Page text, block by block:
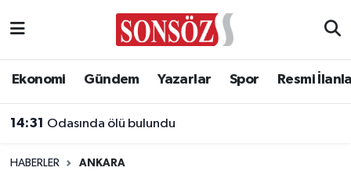
Ekonomi Gündem Yazarlar Spor Resmi
13:58 Ahbap Derneği’ne Yönetim Kayyımı Atandı!
HABERLER ANKARA
Asayiş
Ankara Nöbetçi Eczaneler